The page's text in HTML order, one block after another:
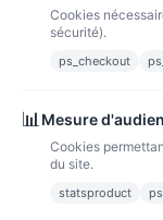
Cookies
sécurité).
ps_checkout
📊 Mesure
Cookies
du site.
statsproduct